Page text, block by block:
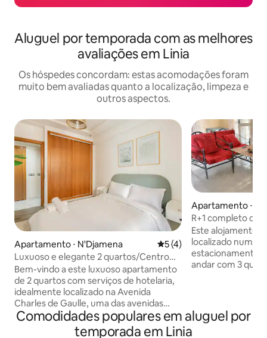
Aluguel por temporada com as melhores
avaliações em Linia
Os hóspedes concordam: estas acomodações foram
muito bem avaliadas quanto a localização, limpeza e
outros aspectos.
Apartamento ⋅ N'Djamena 5 de uma avaliação média
5 (4)
Luxuoso e elegante 2 quartos/Centro
N'djamena
Bem-vindo a este luxuoso apartamento
de 2 quartos com serviços de hotelaria,
idealmente localizado na Avenida
Charles de Gaulle, uma das avenidas
mais prestigiadas e centrais de
N'Djamena. Posicionado na melhor
Apartamento ⋅
R+1 completo
Este alojamento
localizado numa
estacionamento
andar com 3
terraço muito
pequeno lago no
completa "solar"
Comodidades populares em aluguel por
temporada em Linia